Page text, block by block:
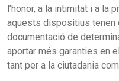
l’honor, a la intimitat i a la
aquests dispositius tenen
documentació de
aportar més garanties en
tant per a la ciutadania